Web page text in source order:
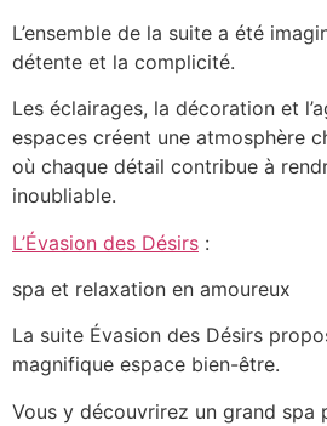
L’ensemble de la suite a été
détente et la complicité.
Les éclairages, la décoration et
espaces créent une atmosphère
où chaque détail contribue à
inoubliable.
L’Évasion des Désirs :
spa et relaxation en amoureux
La suite Évasion des Désirs
magnifique espace bien-être.
Vous y découvrirez un grand spa